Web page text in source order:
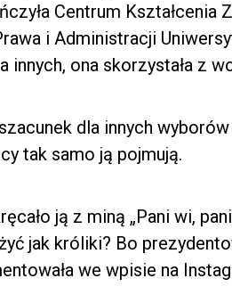
Centrum
i Administracji
innych, ona skorzystała z
dla innych
tak samo ją pojmują.
ją z miną „Pani wi,
jak króliki? Bo
we wpisie na